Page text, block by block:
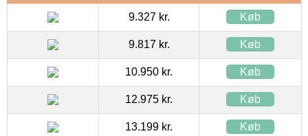
9.327 kr. Køb
9.817 kr. Køb
10.950 kr. Køb
12.975 kr. Køb
13.199 kr. Køb